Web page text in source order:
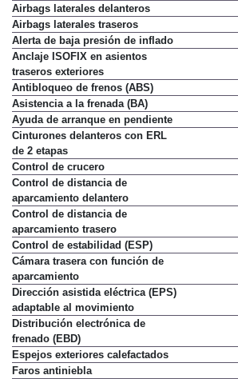
Airbags laterales delanteros
Airbags laterales traseros
Alerta de baja presión de inflado
Anclaje ISOFIX en asientos
traseros exteriores
Antibloqueo de frenos (ABS)
Asistencia a la frenada (BA)
Ayuda de arranque en pendiente
Cinturones delanteros con ERL
de 2 etapas
Control de crucero
Control de distancia de
aparcamiento delantero
Control de distancia de
aparcamiento trasero
Control de estabilidad (ESP)
Cámara trasera con función de
aparcamiento
Dirección asistida eléctrica (EPS)
adaptable al movimiento
Distribución electrónica de
frenado (EBD)
Espejos exteriores calefactados
Faros antiniebla